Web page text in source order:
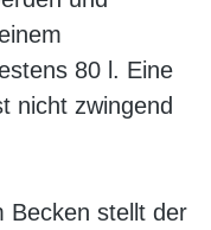
80 l. Eine
nicht zwingend
Becken stellt der